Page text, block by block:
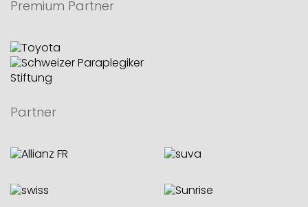
Premium Partner
Partner